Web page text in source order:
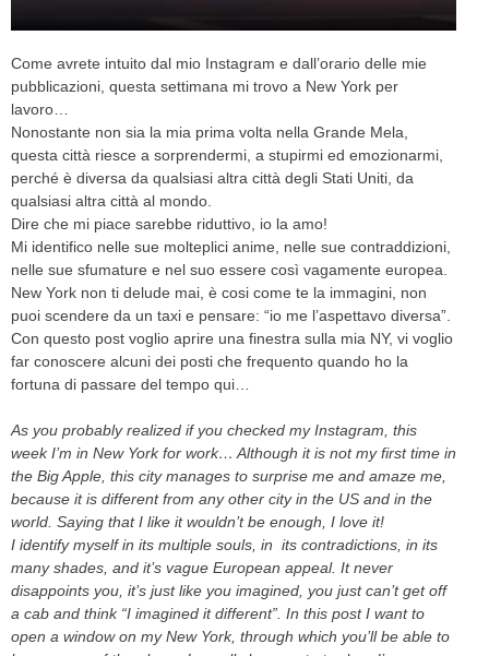
VIDEO
PRESS
CONTACT
ABOUT
ARCHIVES
CONTACT
HOME
Come avrete intuito dal mio Instagram e dall’orario delle mie
pubblicazioni, questa settimana mi trovo a New York per
lavoro…
Nonostante non sia la mia prima volta nella Grande Mela,
questa città riesce a sorprendermi, a stupirmi ed emozionarmi,
perché è diversa da qualsiasi altra città degli Stati Uniti, da
qualsiasi altra città al mondo.
Dire che mi piace sarebbe riduttivo, io la amo!
Mi identifico nelle sue molteplici anime, nelle sue contraddizioni,
nelle sue sfumature e nel suo essere così vagamente europea.
New York non ti delude mai, è cosi come te la immagini, non
puoi scendere da un taxi e pensare: “io me l’aspettavo diversa”.
Con questo post voglio aprire una finestra sulla mia NY, vi voglio
far conoscere alcuni dei posti che frequento quando ho la
fortuna di passare del tempo qui…
As you probably realized if you checked my Instagram, this
week I’m in New York for work… Although it is not my first time in
the Big Apple, this city manages to surprise me and amaze me,
because it is different from any other city in the US and in the
world. Saying that I like it wouldn’t be enough, I love it!
I identify myself in its multiple souls, in its contradictions, in its
many shades, and it’s vague European appeal. It never
disappoints you, it’s just like you imagined, you just can’t get off
a cab and think “I imagined it different”. In this post I want to
open a window on my New York, through which you’ll be able to